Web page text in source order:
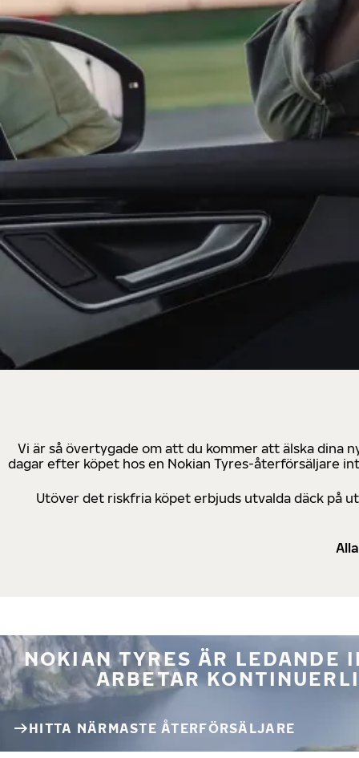
Vi är så övertygade om att du kommer att älska dina
dagar efter köpet hos en Nokian Tyres-återförsäljare
Utöver det riskfria köpet erbjuds utvalda däck på
NOKIAN TYRES ÄR LEDANDE
ARBETAR
HITTA NÄRMASTE ÅTERFÖRSÄLJARE